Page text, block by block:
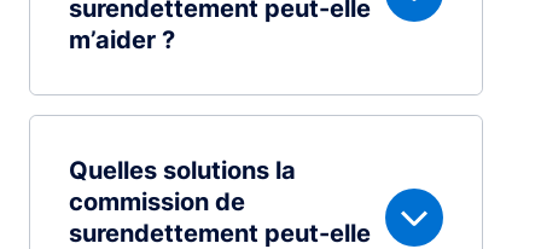
surendettement peut-elle
m’aider ?
Quelles solutions la
commission de
surendettement peut-elle